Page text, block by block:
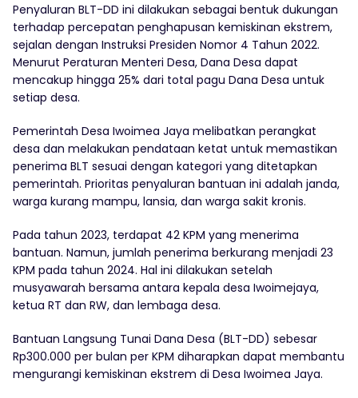
Penyaluran BLT-DD ini dilakukan sebagai bentuk dukungan
terhadap percepatan penghapusan kemiskinan ekstrem,
sejalan dengan Instruksi Presiden Nomor 4 Tahun 2022.
Menurut Peraturan Menteri Desa, Dana Desa dapat
mencakup hingga 25% dari total pagu Dana Desa untuk
setiap desa.
Pemerintah Desa Iwoimea Jaya melibatkan perangkat
desa dan melakukan pendataan ketat untuk memastikan
penerima BLT sesuai dengan kategori yang ditetapkan
pemerintah. Prioritas penyaluran bantuan ini adalah janda,
warga kurang mampu, lansia, dan warga sakit kronis.
Pada tahun 2023, terdapat 42 KPM yang menerima
bantuan. Namun, jumlah penerima berkurang menjadi 23
KPM pada tahun 2024. Hal ini dilakukan setelah
musyawarah bersama antara kepala desa Iwoimejaya,
ketua RT dan RW, dan lembaga desa.
Bantuan Langsung Tunai Dana Desa (BLT-DD) sebesar
Rp300.000 per bulan per KPM diharapkan dapat membantu
mengurangi kemiskinan ekstrem di Desa Iwoimea Jaya.